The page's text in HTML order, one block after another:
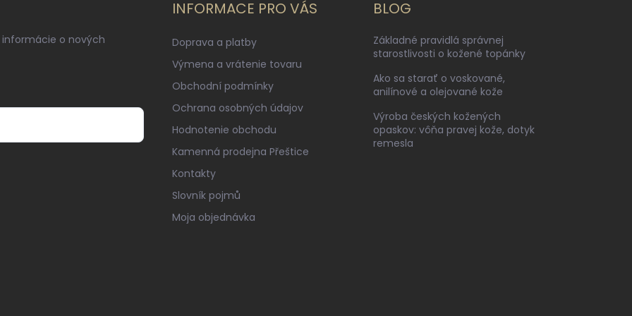
o nových
INFORMACE PRO VÁS
Doprava a platby
Výmena a vrátenie tovaru
Obchodní podmínky
Ochrana osobných údajov
Hodnotenie obchodu
Kamenná prodejna Přeštice
Kontakty
Slovník pojmů
Moja objednávka
BLOG
Základné pravidlá správnej
starostlivosti o kožené topánky
Ako sa starať o voskované,
anilínové a olejované kože
Výroba českých kožených
opaskov: vôňa pravej kože, dotyk
remesla